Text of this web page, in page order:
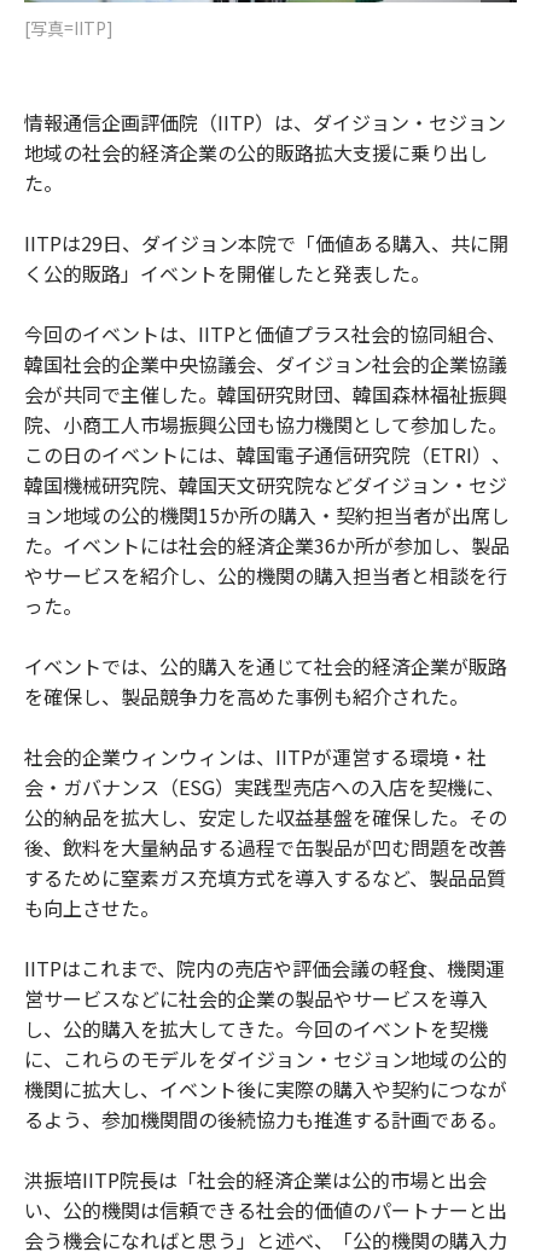
[写真=IITP]
情報通信企画評価院（IITP）は、ダイジョン・セジョン
地域の社会的経済企業の公的販路拡大支援に乗り出し
た。
IITPは29日、ダイジョン本院で「価値ある購入、共に開
く公的販路」イベントを開催したと発表した。
今回のイベントは、IITPと価値プラス社会的協同組合、
韓国社会的企業中央協議会、ダイジョン社会的企業協議
会が共同で主催した。韓国研究財団、韓国森林福祉振興
院、小商工人市場振興公団も協力機関として参加した。
この日のイベントには、韓国電子通信研究院（ETRI）、
韓国機械研究院、韓国天文研究院などダイジョン・セジ
ョン地域の公的機関15か所の購入・契約担当者が出席し
た。イベントには社会的経済企業36か所が参加し、製品
やサービスを紹介し、公的機関の購入担当者と相談を行
った。
イベントでは、公的購入を通じて社会的経済企業が販路
を確保し、製品競争力を高めた事例も紹介された。
社会的企業ウィンウィンは、IITPが運営する環境・社
会・ガバナンス（ESG）実践型売店への入店を契機に、
公的納品を拡大し、安定した収益基盤を確保した。その
後、飲料を大量納品する過程で缶製品が凹む問題を改善
するために窒素ガス充填方式を導入するなど、製品品質
も向上させた。
IITPはこれまで、院内の売店や評価会議の軽食、機関運
営サービスなどに社会的企業の製品やサービスを導入
し、公的購入を拡大してきた。今回のイベントを契機
に、これらのモデルをダイジョン・セジョン地域の公的
機関に拡大し、イベント後に実際の購入や契約につなが
るよう、参加機関間の後続協力も推進する計画である。
洪振培IITP院長は「社会的経済企業は公的市場と出会
い、公的機関は信頼できる社会的価値のパートナーと出
会う機会になればと思う」と述べ、「公的機関の購入力